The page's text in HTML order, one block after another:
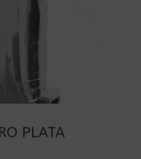
PLATA